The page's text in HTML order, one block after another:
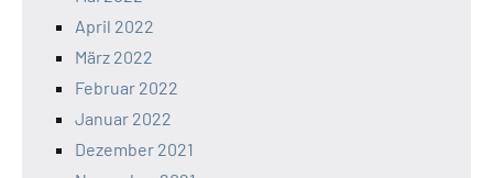
April 2022
März 2022
Februar 2022
Januar 2022
Dezember 2021